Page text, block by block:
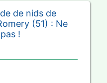
de nids de
(51) : Ne
!